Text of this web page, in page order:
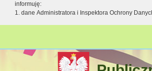
informuję:
1. dane Administratora i Inspektora Ochrony